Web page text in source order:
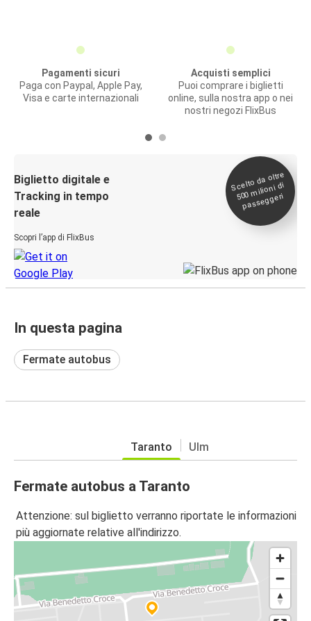
Pagamenti sicuri
Paga con Paypal, Apple Pay,
Visa e carte internazionali
Acquisti semplici
Puoi comprare i biglietti
online, sulla nostra app o nei
nostri negozi FlixBus
Biglietto digitale e
Tracking in tempo
reale
Scopri l’app di FlixBus
Scelto da oltre
500
milioni di
passeggeri
In questa pagina
Fermate autobus
Taranto Ulm
Fermate autobus a Taranto
Attenzione: sul biglietto verranno riportate le informazioni
più aggiornate relative all'indirizzo.